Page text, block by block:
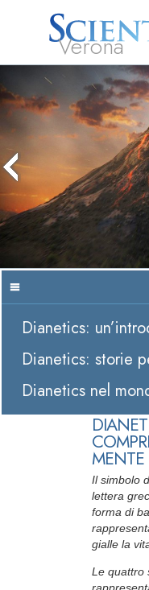
Verona
Fondatore
Che
Dianetics:
Dianetics: storie
Dianetics nel
MENTE
Il simbolo
lettera
forma di
gialle la
Le quattro